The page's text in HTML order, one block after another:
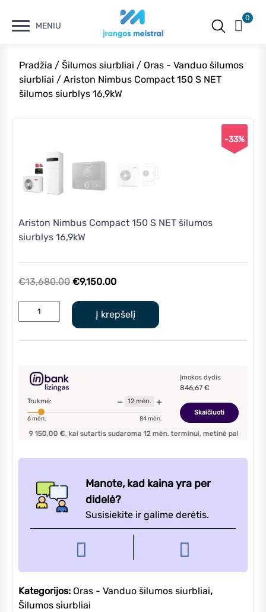
MENIU
0
Pradžia / Šilumos siurbliai / Oras - Vanduo šilumos
siurbliai / Ariston Nimbus Compact 150 S NET
šilumos siurblys 16,9kW
-33%
Ariston Nimbus Compact 150 S NET šilumos
siurblys 16,9kW
€13,680.00 Original
was:
€13,680.00.
€9,150.00Current
is:
€9,150.00.
produkto
kiekis:
150
NET
šilumos
siurblys
Į krepšelį
Trukmė: − 12 mėn. +
6mėn. 84mėn.
Įmokos dydis
846,67 €
Skaičiuoti
9 150,00€, kai sutartis sudaroma12mėn. terminui, metinė palūkanų norma –
Manote, kad kaina yra per
didelė?
Susisiekite ir galime derėtis.
Kategorijos: Oras - Vanduo šilumos siurbliai,
Šilumos siurbliai